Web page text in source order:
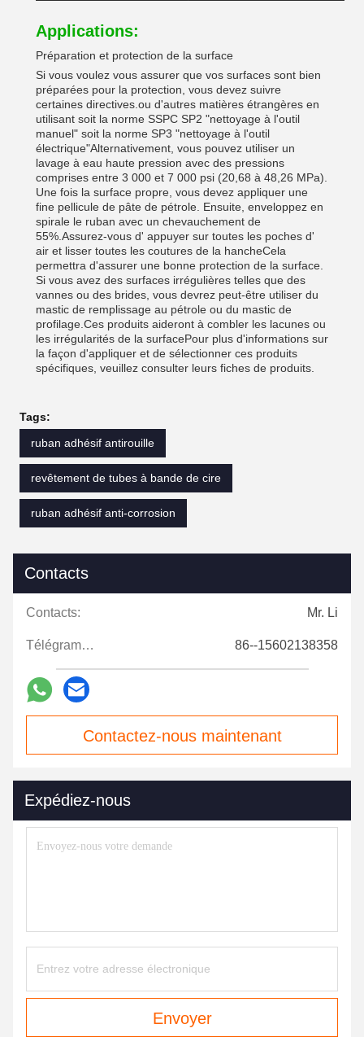
Applications:
Préparation et protection de la surface
Si vous voulez vous assurer que vos surfaces sont bien
préparées pour la protection, vous devez suivre
certaines directives.ou d'autres matières étrangères en
utilisant soit la norme SSPC SP2 "nettoyage à l'outil
manuel" soit la norme SP3 "nettoyage à l'outil
électrique"Alternativement, vous pouvez utiliser un
lavage à eau haute pression avec des pressions
comprises entre 3 000 et 7 000 psi (20,68 à 48,26 MPa).
Une fois la surface propre, vous devez appliquer une
fine pellicule de pâte de pétrole. Ensuite, enveloppez en
spirale le ruban avec un chevauchement de
55%.Assurez-vous d' appuyer sur toutes les poches d'
air et lisser toutes les coutures de la hancheCela
permettra d'assurer une bonne protection de la surface.
Si vous avez des surfaces irrégulières telles que des
vannes ou des brides, vous devrez peut-être utiliser du
mastic de remplissage au pétrole ou du mastic de
profilage.Ces produits aideront à combler les lacunes ou
les irrégularités de la surfacePour plus d'informations sur
la façon d'appliquer et de sélectionner ces produits
spécifiques, veuillez consulter leurs fiches de produits.
Tags:
ruban adhésif antirouille
revêtement de tubes à bande de cire
ruban adhésif anti-corrosion
Contacts
Contacts: Mr. Li
Télégramme: 86--15602138358
Contactez-nous maintenant
Expédiez-nous
Envoyer